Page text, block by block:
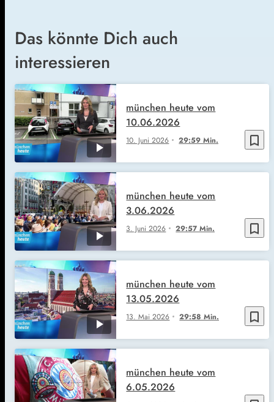
Das könnte Dich auch
interessieren
bookmark_border
10. Juni 2026 29:59 Min.
münchen heute vom
10.06.2026
bookmark_border
3. Juni 2026 29:57 Min.
münchen heute vom
3.06.2026
bookmark_border
13. Mai 2026 29:58 Min.
münchen heute vom
13.05.2026
münchen heute vom
6.05.2026